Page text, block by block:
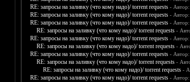
RE: запросы на заливку (что кому надо)/ torrent requests - Автор:
RE: запросы на заливку (что кому надо)/ torrent requests - Автор:
RE: запросы на заливку (что кому надо)/ torrent requests - Автор:
RE: запросы на заливку (что кому надо)/ torrent requests -
RE: запросы на заливку (что кому надо)/ torrent requests - Автор:
RE: запросы на заливку (что кому надо)/ torrent requests -
RE: запросы на заливку (что кому надо)/ torrent requests - Автор:
RE: запросы на заливку (что кому надо)/ torrent requests -
RE: запросы на заливку (что кому надо)/ torrent requests -
RE: запросы на заливку (что кому надо)/ torrent requests - Автор: